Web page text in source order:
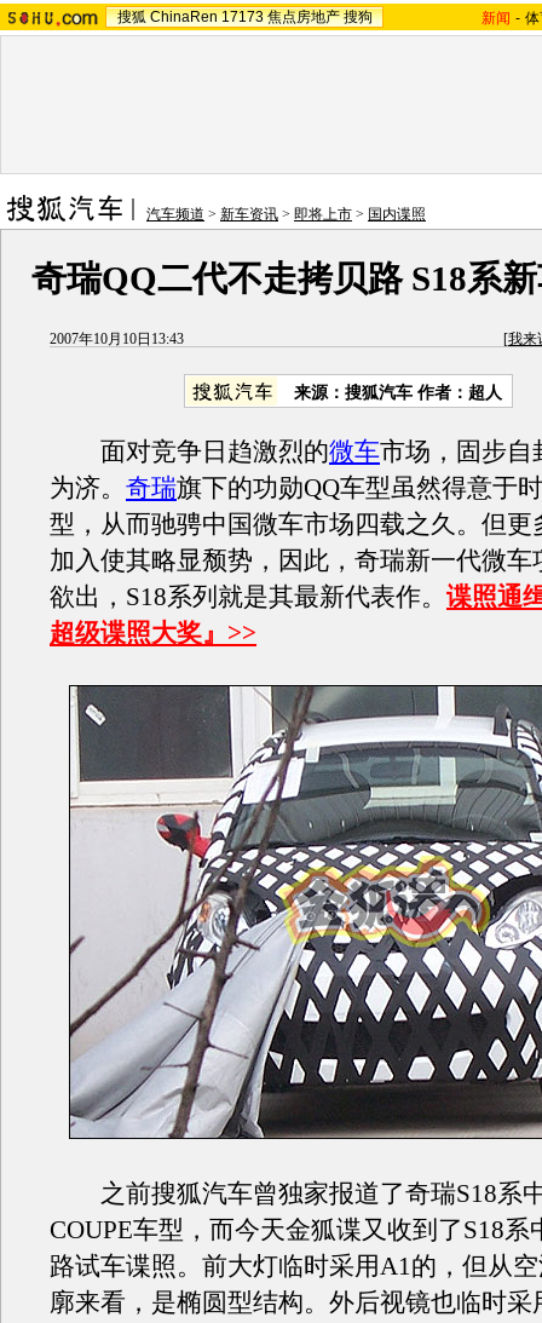
搜狐 ChinaRen 17173 焦点房地产 搜狗 新闻 -
汽车频道 > 新车资讯 > 即将上市 > 国内谍照
奇瑞QQ二代不走拷贝路 S18系
2007年10月10日13:43 [我来
来源：搜狐汽车 作者：超人
面对竞争日趋激烈的微车市场，固步自
为济。 奇瑞旗下的功勋QQ车型虽然得意于
型，从而驰骋中国微车市场四载之久。但更
加入使其略显颓势，因此，奇瑞新一代微车
欲出，S18系列就是其最新代表作。 谍照通
超级谍照大奖』>>
之前搜狐汽车曾独家报道了奇瑞S18系
COUPE车型，而今天金狐谍又收到了S18系
路试车谍照。前大灯临时采用A1的，但从
廓来看，是椭圆型结构。外后视镜也临时采